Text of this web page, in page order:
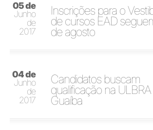
05 de
Junho
de
2017
Inscrições para o
de cursos EAD
de agosto
04 de
Junho
de
2017
Candidatos buscam
qualificação na ULBRA
Guaíba